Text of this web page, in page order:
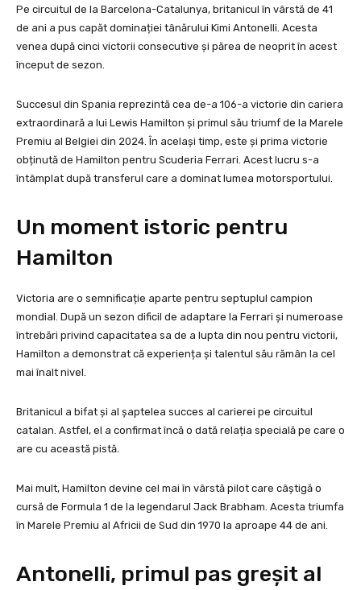
Pe circuitul de la Barcelona-Catalunya, britanicul în vârstă de 41
de ani a pus capăt dominației tânărului Kimi Antonelli. Acesta
venea după cinci victorii consecutive și părea de neoprit în acest
început de sezon.
Succesul din Spania reprezintă cea de-a 106-a victorie din cariera
extraordinară a lui Lewis Hamilton și primul său triumf de la Marele
Premiu al Belgiei din 2024. În același timp, este și prima victorie
obținută de Hamilton pentru Scuderia Ferrari. Acest lucru s-a
întâmplat după transferul care a dominat lumea motorsportului.
Un moment istoric pentru
Hamilton
Victoria are o semnificație aparte pentru septuplul campion
mondial. După un sezon dificil de adaptare la Ferrari și numeroase
întrebări privind capacitatea sa de a lupta din nou pentru victorii,
Hamilton a demonstrat că experiența și talentul său rămân la cel
mai înalt nivel.
Britanicul a bifat și al șaptelea succes al carierei pe circuitul
catalan. Astfel, el a confirmat încă o dată relația specială pe care o
are cu această pistă.
Mai mult, Hamilton devine cel mai în vârstă pilot care câștigă o
cursă de Formula 1 de la legendarul Jack Brabham. Acesta triumfa
în Marele Premiu al Africii de Sud din 1970 la aproape 44 de ani.
Antonelli, primul pas greșit al